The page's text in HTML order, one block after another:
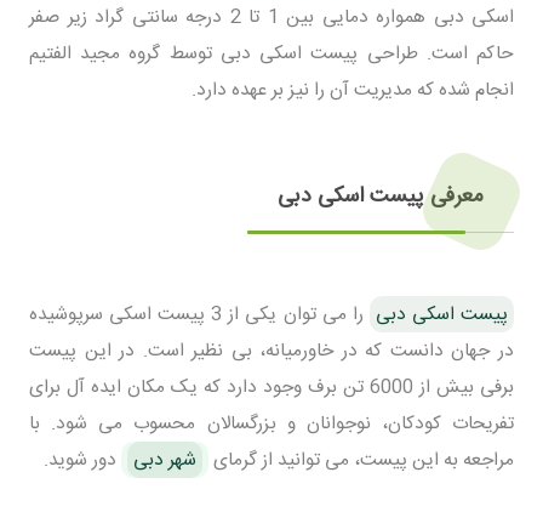
اسکی دبی همواره دمایی بین 1 تا 2 درجه سانتی گراد زیر صفر
حاکم است. طراحی پیست اسکی دبی توسط گروه مجید الفتیم
انجام شده که مدیریت آن را نیز بر عهده دارد.
معرفی پیست اسکی دبی
پیست اسکی دبی
را می توان یکی از 3 پیست اسکی سرپوشیده
در جهان دانست که در خاورمیانه، بی نظیر است. در این پیست
برفی بیش از 6000 تن برف وجود دارد که یک مکان ایده آل برای
تفریحات کودکان، نوجوانان و بزرگسالان محسوب می شود. با
مراجعه به این پیست، می توانید از گرمای شهر دبی دور شوید.